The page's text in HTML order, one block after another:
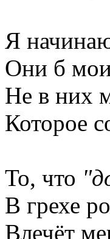
Я
Они б
Не в них
Которое
То, что
В грехе
Влечёт